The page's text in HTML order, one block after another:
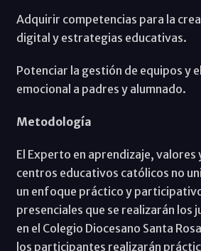
Adquirir competencias para la
digital y estrategias educativas.
Potenciar la gestión de equipos y
emocional a padres y alumnado.
Metodología
El Experto en aprendizaje, valores
centros educativos católicos no
un enfoque práctico y
presenciales que se realizarán los
en el Colegio Diocesano Santa
los participantes realizarán